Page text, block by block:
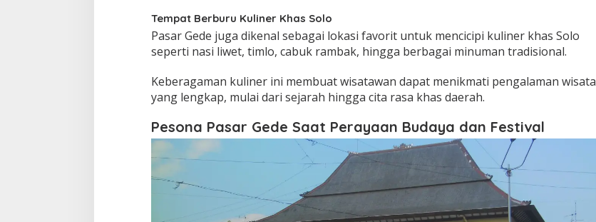
Tempat Berburu Kuliner Khas Solo
Pasar Gede juga dikenal sebagai lokasi favorit untuk mencicipi kuliner khas Solo
seperti nasi liwet, timlo, cabuk rambak, hingga berbagai minuman tradisional.
Keberagaman kuliner ini membuat wisatawan dapat menikmati pengalaman wisata
yang lengkap, mulai dari sejarah hingga cita rasa khas daerah.
Pesona Pasar Gede Saat Perayaan Budaya dan Festival